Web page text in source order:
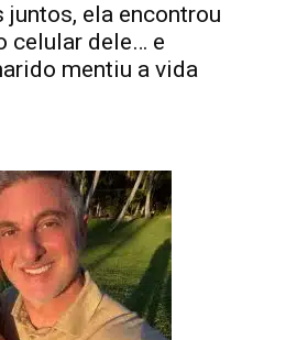
juntos, ela encontrou
celular dele… e
mentiu a vida